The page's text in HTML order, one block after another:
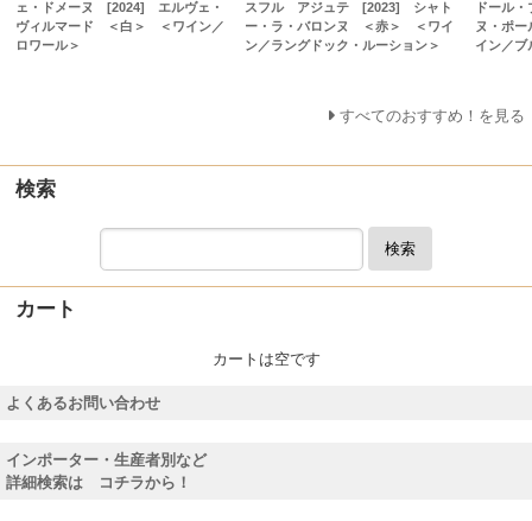
ェ・ドメーヌ [2024] エルヴェ・
ヴィルマード ＜白＞ ＜ワイン／
ロワール＞
スフル アジュテ [2023] シャト
ー・ラ・バロンヌ ＜赤＞ ＜ワイ
ン／ラングドック・ルーション＞
ドール
ヌ・ポ
イン／ブ
すべてのおすすめ！を見る
検索
検索
カート
カートは空です
よくあるお問い合わせ
インポーター・生産者別など
詳細検索は コチラから！